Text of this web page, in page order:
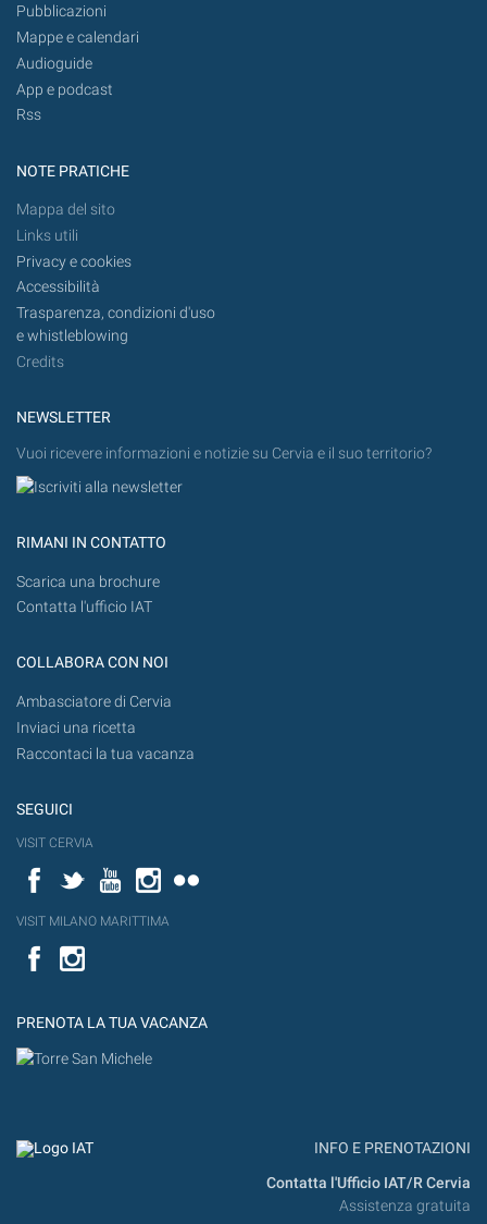
Pubblicazioni
Mappe e calendari
Audioguide
App e podcast
Rss
NOTE PRATICHE
Mappa del sito
Links utili
Privacy e cookies
Accessibilità
Trasparenza, condizioni d'uso
e whistleblowing
Credits
NEWSLETTER
Vuoi ricevere informazioni e notizie su Cervia e il suo territorio?
RIMANI IN CONTATTO
Scarica una brochure
Contatta l'ufficio IAT
COLLABORA CON NOI
Ambasciatore di Cervia
Inviaci una ricetta
Raccontaci la tua vacanza
SEGUICI
VISIT CERVIA
FacebookTwitterYouTubeInstagram
VISIT MILANO MARITTIMA
Facebook
PRENOTA LA TUA VACANZA
INFO E PRENOTAZIONI
Contatta l'Ufficio IAT/R Cervia
Assistenza gratuita